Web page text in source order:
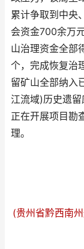
累计争取到中央
会资金700余万
山治理资金全部
个，完成恢复治
留矿山全部纳入
江流域)历史遗
正在开展项目勘
理。
(贵州省黔西南